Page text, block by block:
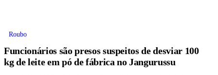
Roubo
Funcionários são presos suspeitos de desviar 100
kg de leite em pó de fábrica no Jangurussu